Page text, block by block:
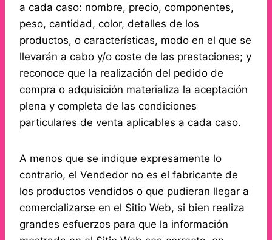
a cada caso: nombre, precio, componentes,
peso, cantidad, color, detalles de los
productos, o características, modo en el que se
llevarán a cabo y/o coste de las prestaciones; y
reconoce que la realización del pedido de
compra o adquisición materializa la aceptación
plena y completa de las condiciones
particulares de venta aplicables a cada caso.
A menos que se indique expresamente lo
contrario, el Vendedor no es el fabricante de
los productos vendidos o que pudieran llegar a
comercializarse en el Sitio Web, si bien realiza
grandes esfuerzos para que la información